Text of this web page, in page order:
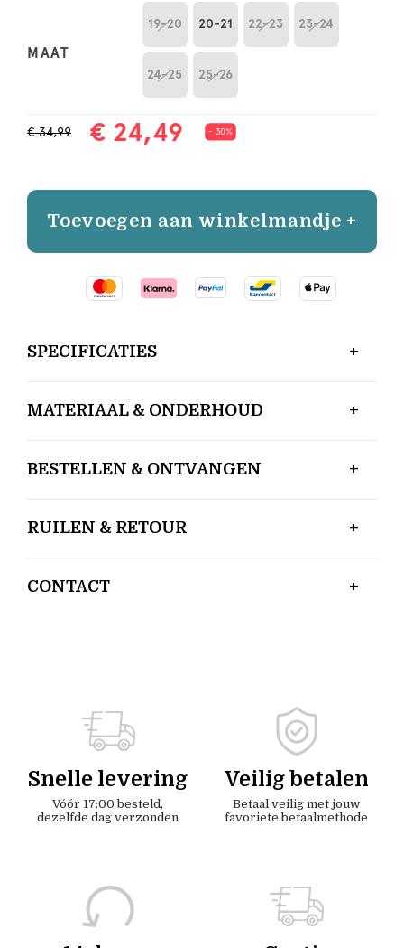
MAAT
19-20 20-21 22-23 23-24
24-25 25-26
€ 34,99 € 24,49 - 30%
Toevoegen aan winkelmandje +
SPECIFICATIES
MATERIAAL & ONDERHOUD
BESTELLEN & ONTVANGEN
RUILEN & RETOUR
CONTACT
Snelle levering
Vóór 17:00 besteld,
dezelfde dag verzonden
Veilig betalen
Betaal veilig met jouw
favoriete betaalmethode